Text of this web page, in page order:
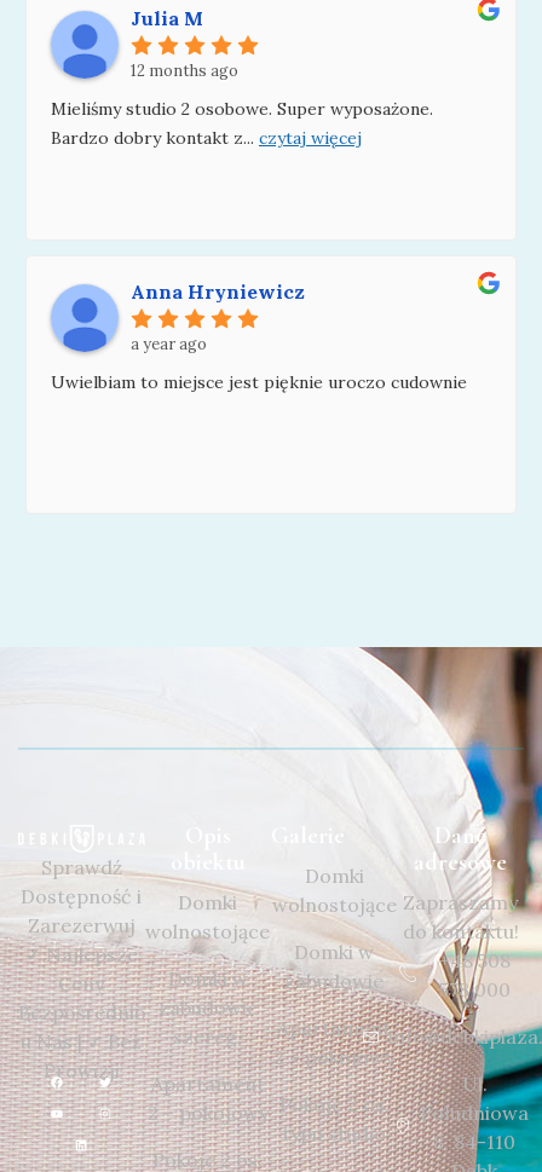
Julia M
12 months ago
Mieliśmy studio 2 osobowe. Super wyposażone.
Bardzo dobry kontakt z... czytaj więcej
Anna Hryniewicz
a year ago
Uwielbiam to miejsce jest pięknie uroczo cudownie
Sprawdź
Dostępność i
Zarezerwuj
✓ Najlepsze
Ceny
Bezpośrednio
u Nas | ✓ Bez
Prowizji
Domki
wolnostojące
Domki w
zabudowie
szereg.
Apartament
2 – pokojowy
Pokoje 2 os.
Domki
wolnostojące
Domki w
zabudowie
Apartament
2 – pokojowy
Pokoje 2 os.
typu studio
Dane
adresowe
Zapraszamy
do kontaktu!
+48 508
578 000
Ul.
Południowa
8, 84-110